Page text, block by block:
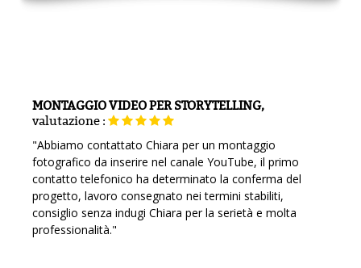
MONTAGGIO VIDEO PER STORYTELLING,
valutazione:
"Abbiamo contattato Chiara per un montaggio
fotografico da inserire nel canale YouTube, il primo
contatto telefonico ha determinato la conferma del
progetto, lavoro consegnato nei termini stabiliti,
consiglio senza indugi Chiara per la serietà e molta
professionalità."